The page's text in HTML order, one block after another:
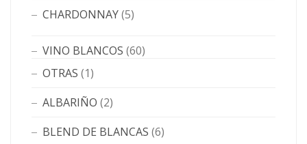
CHARDONNAY(5)
VINO BLANCOS (60)
OTRAS (1)
ALBARIÑO (2)
BLEND DE BLANCAS (6)